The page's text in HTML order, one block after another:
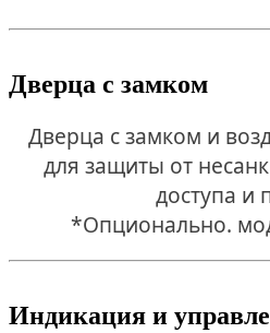
Дверца с замком
Дверца с замком и
для защиты от
доступа и
*Опционально.
Индикация и